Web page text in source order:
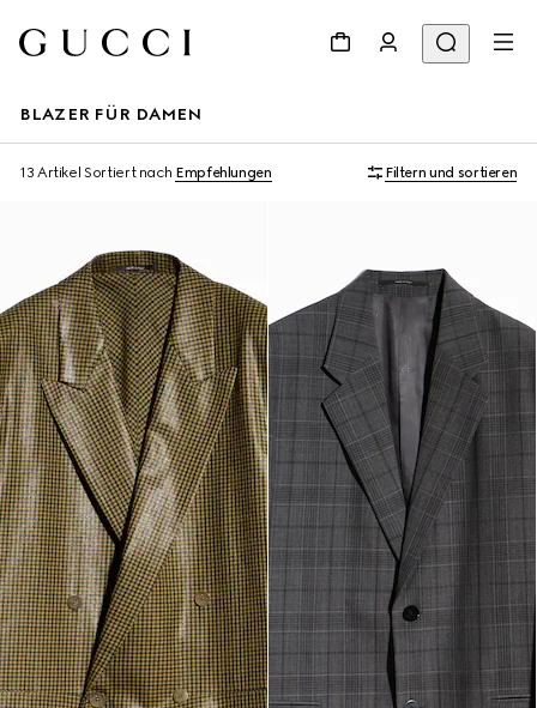
BLAZER FÜR DAMEN
13 Artikel Sortiert nach Empfehlungen Filtern und sortieren